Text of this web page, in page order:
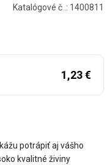
potrápiť aj vášho
kvalitné živiny
Katalógové č .: 1400811
1,23 €